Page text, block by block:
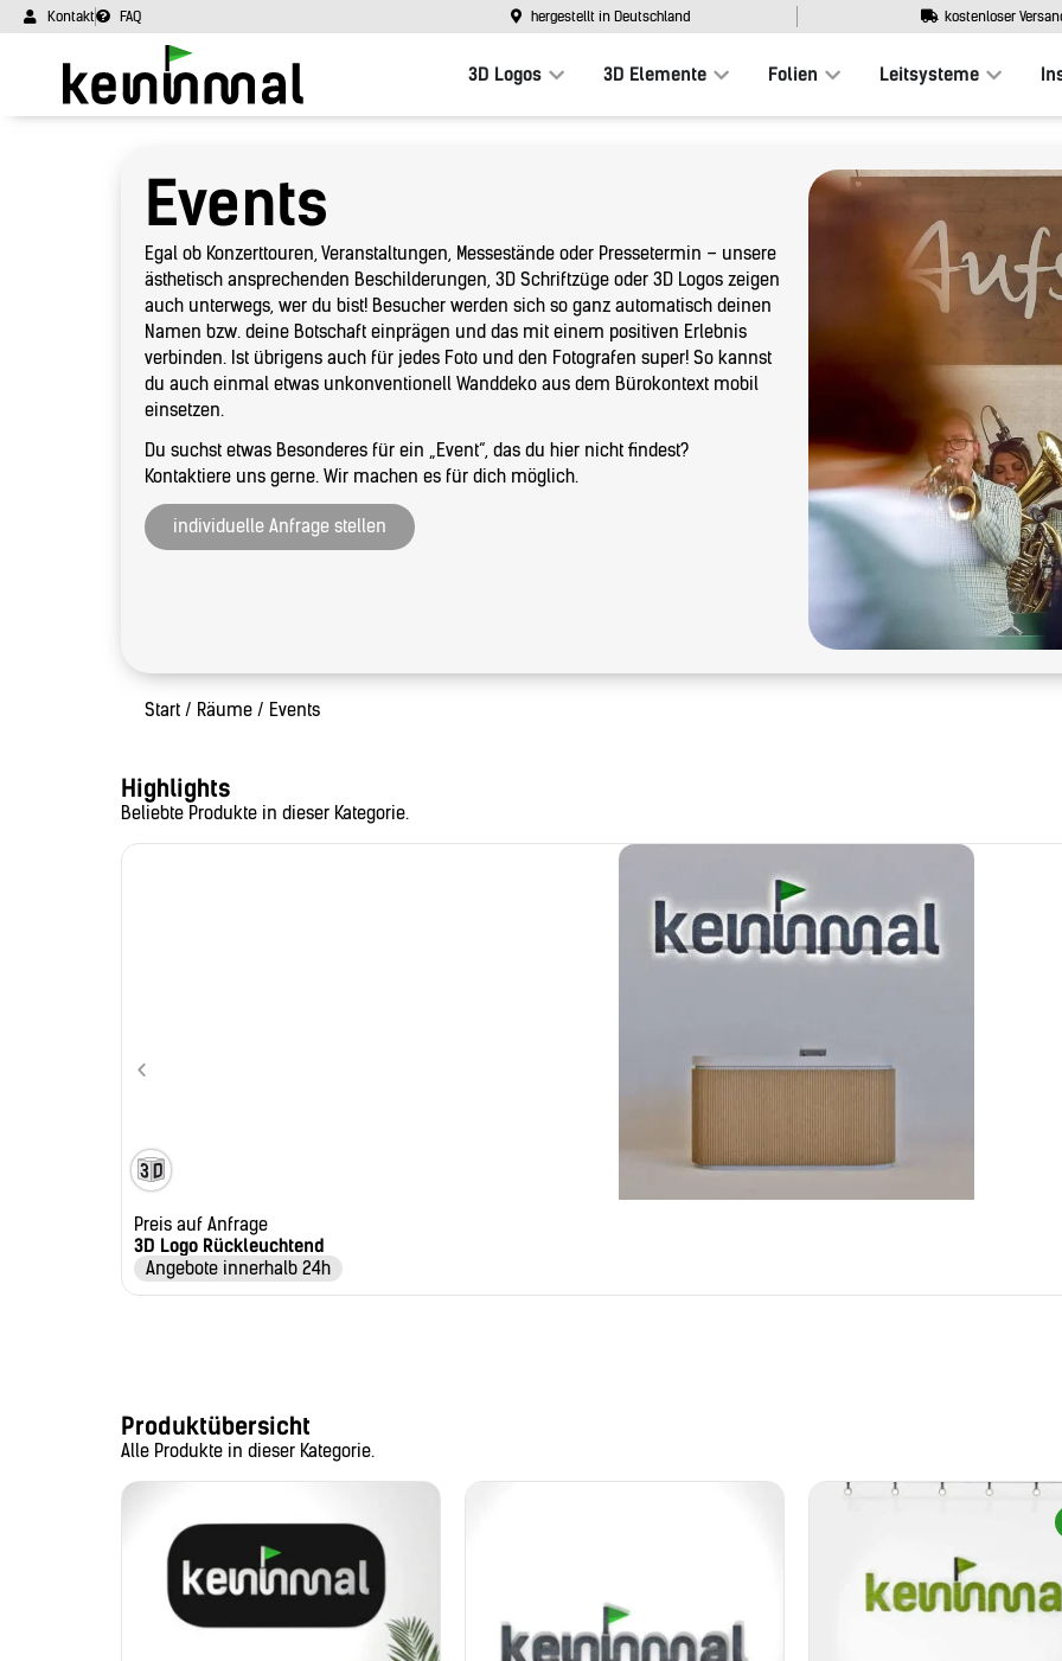
Kontakt FAQ hergestellt in Deutschland kostenloser
3D Logos 3D Elemente Folien Leitsysteme
Events
Egal ob Konzerttouren, Veranstaltungen, Messestände oder Pressetermin – unsere
ästhetisch ansprechenden Beschilderungen, 3D Schriftzüge oder 3D Logos zeigen
auch unterwegs, wer du bist! Besucher werden sich so ganz automatisch deinen
Namen bzw. deine Botschaft einprägen und das mit einem positiven Erlebnis
verbinden. Ist übrigens auch für jedes Foto und den Fotografen super! So kannst
du auch einmal etwas unkonventionell Wanddeko aus dem Bürokontext mobil
einsetzen.
Du suchst etwas Besonderes für ein „Event“, das du hier nicht findest?
Kontaktiere uns gerne. Wir machen es für dich möglich.
individuelle Anfrage stellen
Start / Räume / Events
Highlights
Beliebte Produkte in dieser Kategorie.
Preis auf Anfrage
3D Logo Rückleuchtend
Angebote innerhalb 24h
Produktübersicht
Alle Produkte in dieser Kategorie.